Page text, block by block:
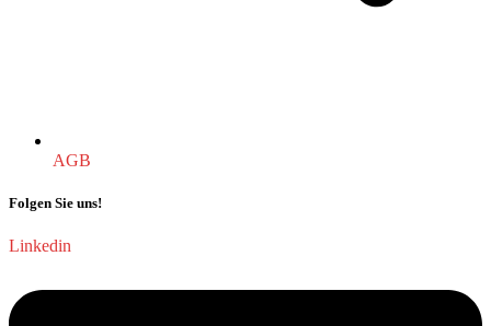
AGB
Folgen Sie uns!
Linkedin